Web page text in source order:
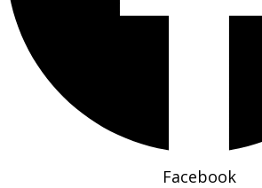
Facebook